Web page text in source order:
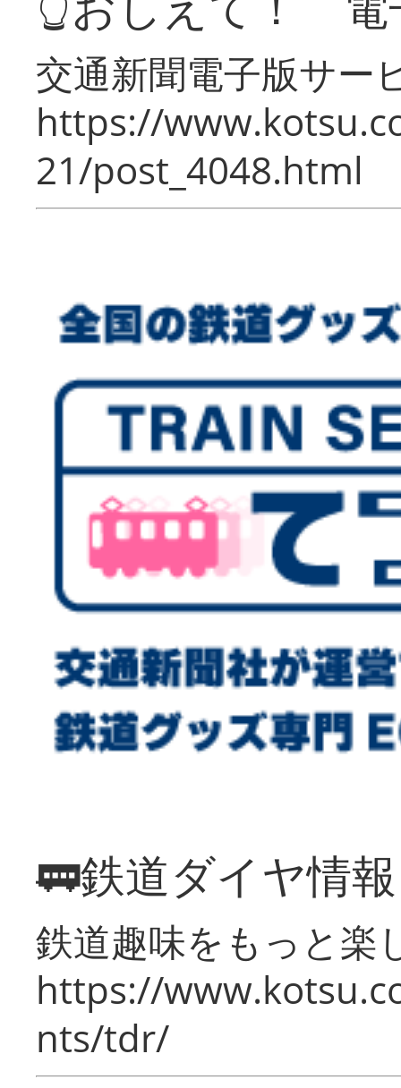
交通新聞電子版サー
https://
21/post_4048.html
🚃鉄道ダイヤ情
鉄道趣味をもっと楽
https://
nts/tdr/